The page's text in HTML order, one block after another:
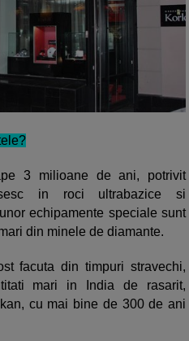
3 milioane de ani, potrivit
in roci ultrabazice si
echipamente speciale sunt
din minele de diamante.
facuta din timpuri stravechi,
mari in India de rasarit,
cu mai bine de 300 de ani